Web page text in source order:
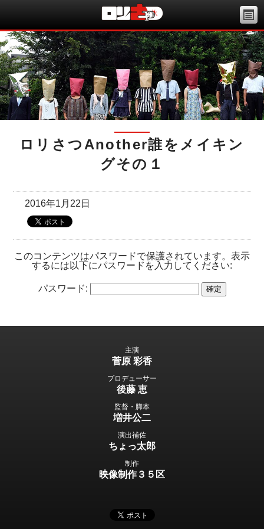
ロリさつAnother誰をメイキン
グその１
2016年1月22日
このコンテンツはパスワードで保護されています。表示
するには以下にパスワードを入力してください:
パスワード:
主演
菅原 彩香
プロデューサー
後藤 恵
監督・脚本
増井公二
演出補佐
ちょっ太郎
制作
映像制作３５区